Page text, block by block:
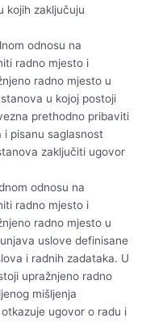
kojih zaključuju
odnosu na
radno mjesto i
radno mjesto u
u kojoj postoji
prethodno pribaviti
i pisanu saglasnost
zaključiti ugovor
odnosu na
radno mjesto i
radno mjesto u
uslove definisane
i radnih zadataka. U
upražnjeno radno
mišljenja
ugovor o radu i